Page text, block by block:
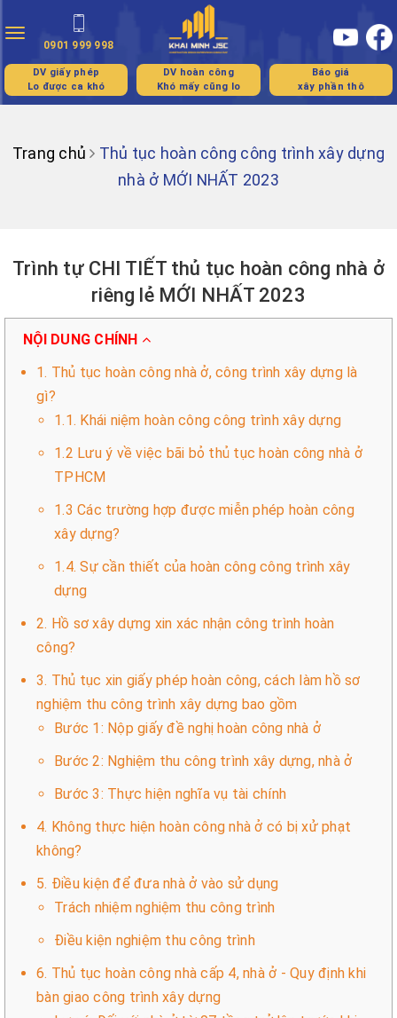
Toggle
navigation
0901 999 998
DV giấy phép
Lo được ca khó
DV hoàn công
Khó mấy cũng lo
Báo giá
xây phần thô
Trang chủ
Thủ tục hoàn công công trình xây dựng
nhà ở MỚI NHẤT 2023
Trình tự CHI TIẾT thủ tục hoàn công nhà ở
riêng lẻ MỚI NHẤT 2023
NỘI DUNG CHÍNH
1. Thủ tục hoàn công nhà ở, công trình xây dựng là
gì?
1.1. Khái niệm hoàn công công trình xây dựng
1.2 Lưu ý về việc bãi bỏ thủ tục hoàn công nhà ở
TPHCM
1.3 Các trường hợp được miễn phép hoàn công
xây dựng?
1.4. Sự cần thiết của hoàn công công trình xây
dựng
2. Hồ sơ xây dựng xin xác nhận công trình hoàn
công?
3. Thủ tục xin giấy phép hoàn công, cách làm hồ sơ
nghiệm thu công trình xây dựng bao gồm
Bước 1: Nộp giấy đề nghị hoàn công nhà ở
Bước 2: Nghiệm thu công trình xây dựng, nhà ở
Bước 3: Thực hiện nghĩa vụ tài chính
4. Không thực hiện hoàn công nhà ở có bị xử phạt
không?
5. Điều kiện để đưa nhà ở vào sử dụng
Trách nhiệm nghiệm thu công trình
Điều kiện nghiệm thu công trình
6. Thủ tục hoàn công nhà cấp 4, nhà ở - Quy định khi
bàn giao công trình xây dựng